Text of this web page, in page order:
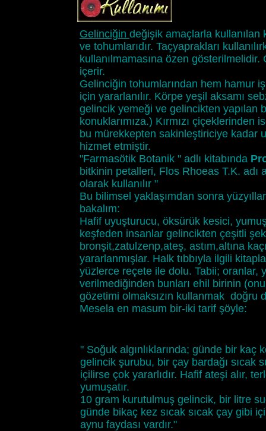
Gelinciğin değişik amaçlarla kullanılan
ve tohumlarıdır. Taçyaprakları
kullanılmamasına özen
içerir.
Gelinciğin tohumlarından hem hamur
için yararlanılır. Körpe yeşil aksamı
gelincik yemeği ve gelincikten yapılan
konuklarımıza.) Kırmızı çiçeklerinden
bu mürekkepten sakinleştiriciye kadar
hizmet etmiştir.
"Farmasötik Botanik " adlı kitabında
bitkinin petalleri, Flos Rhoeas T.K. adı
olarak kullanılır "
Bu bilimsel yaklaşımdan sonra
bakalım:
Hafif uyuşturucu, öksürük kesici,
keşfeden insanlar gelincikten çeşitli
bronşit,zatulzenp,ateş, astım,altına
yararlanmışlar. Halk tıbbıyla ilgili
yüzlerce reçete ile dolu. Tabii; oranlar,
verilmediğinden bunları ehil birinin
gözetimi olmaksızın kullanmak doğru
Mesela en masum bir-iki tarif şöyle:
" Soğuk algınlıklarında; günde bir kaç
gelincik şurubu, bir çay bardağı sıcak
içilirse çok yararlıdır. Hafif ateşi alır,
yumuşatır.
10 gram kurutulmuş gelincik, bir litre
günde bikaç kez sıcak sıcak çay gibi
aynu faydası vardır."